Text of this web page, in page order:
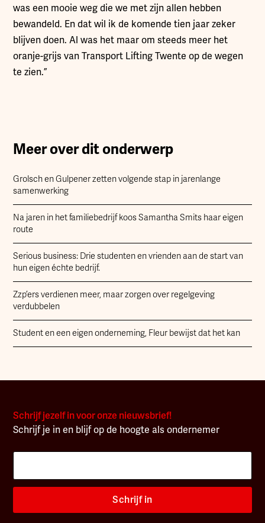
was een mooie weg die we met zijn allen hebben
bewandeld. En dat wil ik de komende tien jaar zeker
blijven doen. Al was het maar om steeds meer het
oranje-grijs van Transport Lifting Twente op de wegen
te zien.”
Meer over dit onderwerp
Grolsch en Gulpener zetten volgende stap in jarenlange
samenwerking
Na jaren in het familiebedrijf koos Samantha Smits haar eigen
route
Serious business: Drie studenten en vrienden aan de start van
hun eigen échte bedrijf.
Zzp’ers verdienen meer, maar zorgen over regelgeving
verdubbelen
Student en een eigen onderneming, Fleur bewijst dat het kan
Schrijf jezelf in voor onze nieuwsbrief!
Schrijf je in en blijf op de hoogte als ondernemer
Schrijf in